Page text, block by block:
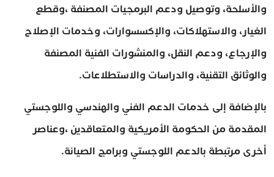
والأسلحة، وتوصيل ودعم البرمجيات المصنفة ،وقطع
الغيار، والاستهلاكات، والإكسسوارات، وخدمات الإصلاح
والإرجاع، ودعم النقل، والمنشورات الفنية المصنفة
والوثائق التقنية، والدراسات والاستطلاعات.
بالإضافة إلى خدمات الدعم الفني والهندسي واللوجستي
المقدمة من الحكومة الأمريكية والمتعاقدين ،وعناصر
أخرى مرتبطة بالدعم اللوجستي وبرامج الصيانة.